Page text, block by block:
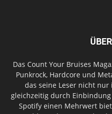
Das Count Your Bruises
Punkrock, Hardcore und
das seine Leser nicht
gleichzeitig durch
Spotify einen Mehrwert